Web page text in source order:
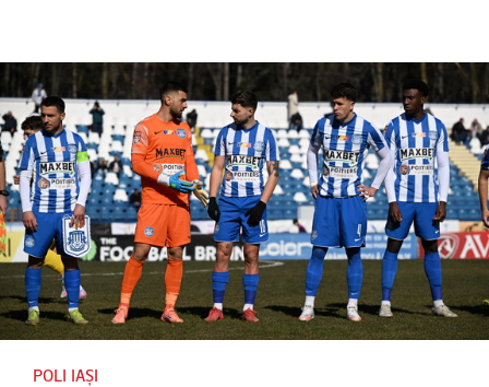
profita
de 1,5
milioane
de euro
până la
sfârşitul
lunii
pentru a
se salva
! Jucătorii
refuză să
facă
deplasar
ea la
ultimul
meci din
play-out
POLI IAȘI